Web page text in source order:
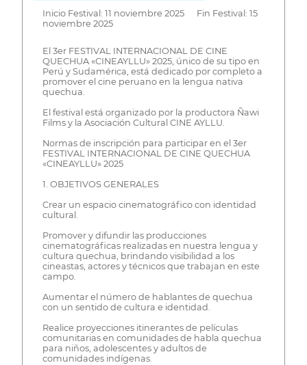
Inicio Festival: 11 noviembre 2025 Fin Festival: 15
noviembre 2025
El 3er FESTIVAL INTERNACIONAL DE CINE
QUECHUA «CINEAYLLU» 2025, único de su tipo en
Perú y Sudamérica, está dedicado por completo a
promover el cine peruano en la lengua nativa
quechua.
El festival está organizado por la productora Ñawi
Films y la Asociación Cultural CINE AYLLU.
Normas de inscripción para participar en el 3er
FESTIVAL INTERNACIONAL DE CINE QUECHUA
«CINEAYLLU» 2025
1. OBJETIVOS GENERALES
Crear un espacio cinematográfico con identidad
cultural.
Promover y difundir las producciones
cinematográficas realizadas en nuestra lengua y
cultura quechua, brindando visibilidad a los
cineastas, actores y técnicos que trabajan en este
campo.
Aumentar el número de hablantes de quechua
con un sentido de cultura e identidad.
Realice proyecciones itinerantes de películas
comunitarias en comunidades de habla quechua
para niños, adolescentes y adultos de
comunidades indígenas.